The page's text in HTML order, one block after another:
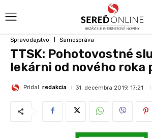
Spravodajstvo Samospráva
TTSK: Pohotovostné
lekárni od nového roka
Pridal redakcia 31. decembra 2019, 17:21